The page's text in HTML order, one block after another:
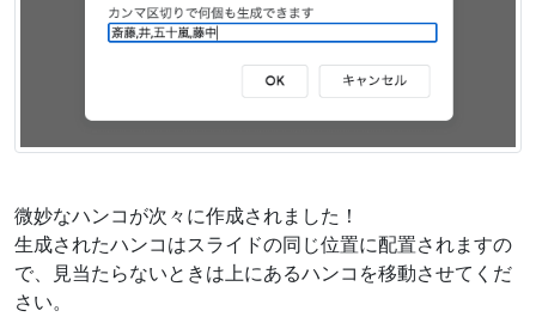
微妙なハンコが次々に作成されました！
生成されたハンコはスライドの同じ位置に配置されますの
で、見当たらないときは上にあるハンコを移動させてくだ
さい。